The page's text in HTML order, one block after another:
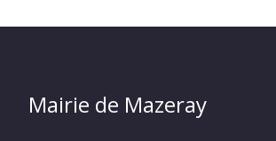
Mairie de Mazeray